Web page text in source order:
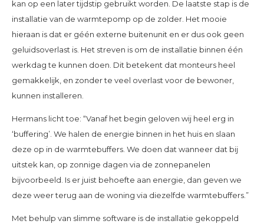
kan op een later tijdstip gebruikt worden. De laatste stap is de
installatie van de warmtepomp op de zolder. Het mooie
hieraan is dat er géén externe buitenunit en er dus ook geen
geluidsoverlast is. Het streven is om de installatie binnen één
werkdag te kunnen doen. Dit betekent dat monteurs heel
gemakkelijk, en zonder te veel overlast voor de bewoner,
kunnen installeren.
Hermans licht toe: “Vanaf het begin geloven wij heel erg in
‘buffering’. We halen de energie binnen in het huis en slaan
deze op in de warmtebuffers. We doen dat wanneer dat bij
uitstek kan, op zonnige dagen via de zonnepanelen
bijvoorbeeld. Is er juist behoefte aan energie, dan geven we
deze weer terug aan de woning via diezelfde warmtebuffers.”
Met behulp van slimme software is de installatie gekoppeld